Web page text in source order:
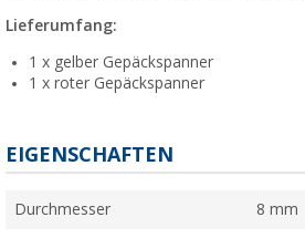
Lieferumfang:
1 x gelber Gepäckspanner
1 x roter Gepäckspanner
EIGENSCHAFTEN
Durchmesser 8 mm